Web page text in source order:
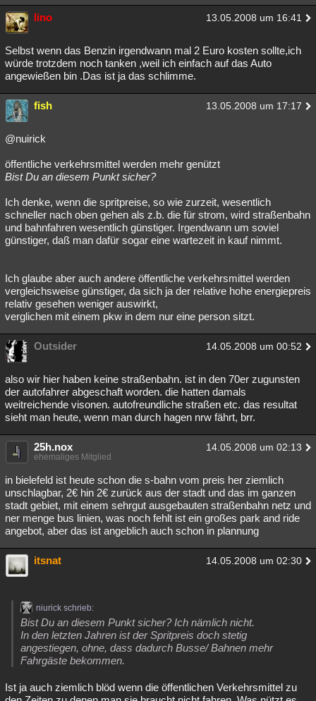
lino 13.05.2008 um 16:41
Selbst wenn das Benzin irgendwann mal 2 Euro kosten sollte,ich
würde trotzdem noch tanken ,weil ich einfach auf das Auto
angewießen bin .Das ist ja das schlimme.
fish 13.05.2008 um 17:17
@nuirick
öffentliche verkehrsmittel werden mehr genützt
Bist Du an diesem Punkt sicher?
Ich denke, wenn die spritpreise, so wie zurzeit, wesentlich
schneller nach oben gehen als z.b. die für strom, wird straßenbahn
und bahnfahren wesentlich günstiger. Irgendwann um soviel
günstiger, daß man dafür sogar eine wartezeit in kauf nimmt.
Ich glaube aber auch andere öffentliche verkehrsmittel werden
vergleichsweise günstiger, da sich ja der relative hohe energiepreis
relativ gesehen weniger auswirkt,
verglichen mit einem pkw in dem nur eine person sitzt.
Outsider 14.05.2008 um 00:52
also wir hier haben keine straßenbahn. ist in den 70er zugunsten
der autofahrer abgeschaft worden. die hatten damals
weitreichende visonen. autofreundliche straßen etc. das resultat
sieht man heute, wenn man durch hagen nrw fährt, brr.
25h.nox 14.05.2008 um 02:13
ehemaliges Mitglied
in bielefeld ist heute schon die s-bahn vom preis her ziemlich
unschlagbar, 2€ hin 2€ zurück aus der stadt und das im ganzen
stadt gebiet, mit einem sehrgut ausgebauten straßenbahn netz und
ner menge bus linien, was noch fehlt ist ein großes park and ride
angebot, aber das ist angeblich auch schon in plannung
itsnat 14.05.2008 um 02:30
niurick schrieb:
Bist Du an diesem Punkt sicher? Ich nämlich nicht.
In den letzten Jahren ist der Spritpreis doch stetig
angestiegen, ohne, dass dadurch Busse/ Bahnen mehr
Fahrgäste bekommen.
Ist ja auch ziemlich blöd wenn die öffentlichen Verkehrsmittel zu